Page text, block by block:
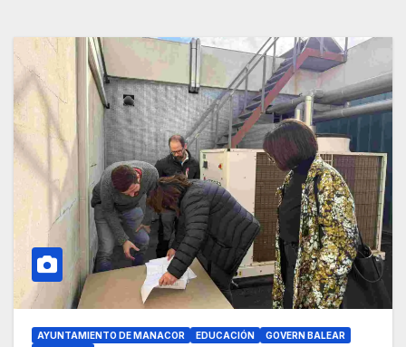
AYUNTAMIENTO DE MANACOR EDUCACIÓN
GOVERN BALEAR